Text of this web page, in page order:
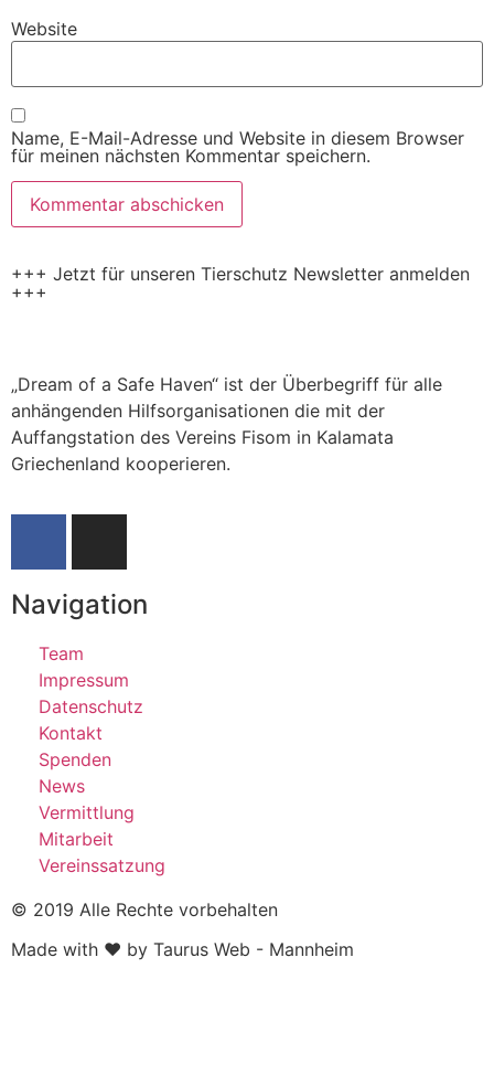
Website
Name, E-Mail-Adresse und Website in diesem Browser
für meinen nächsten Kommentar speichern.
+++ Jetzt für unseren Tierschutz Newsletter anmelden
+++
„Dream of a Safe Haven“ ist der Überbegriff für alle
anhängenden Hilfsorganisationen die mit der
Auffangstation des Vereins Fisom in Kalamata
Griechenland kooperieren.
Navigation
Team
Impressum
Datenschutz
Kontakt
Spenden
News
Vermittlung
Mitarbeit
Vereinssatzung
© 2019 Alle Rechte vorbehalten
Made with ❤ by Taurus Web - Mannheim